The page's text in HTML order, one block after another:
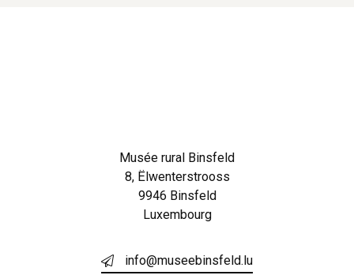
Musée rural Binsfeld
8, Ëlwenterstrooss
9946 Binsfeld
Luxembourg
info@museebinsfeld.lu